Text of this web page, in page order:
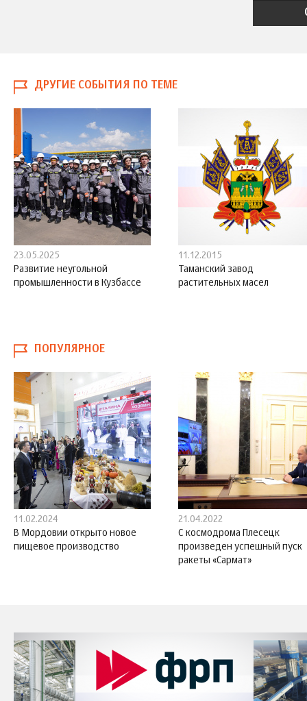
ДРУГИЕ СОБЫТИЯ ПО ТЕМЕ
23.05.2025
Развитие неугольной
промышленности в Кузбассе
11.12.2015
Таманский завод
растительных масел
ПОПУЛЯРНОЕ
11.02.2024
В Мордовии открыто новое
пищевое производство
21.04.2022
С космодрома Плесецк
произведен успешный пуск
ракеты «Сармат»